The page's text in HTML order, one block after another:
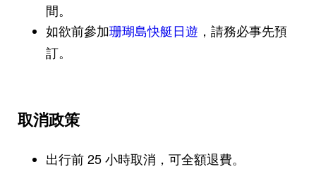
間。
如欲前參加珊瑚島快艇日遊 ，請務必事先預
訂。
取消政策
出行前 25 小時取消，可全額退費。